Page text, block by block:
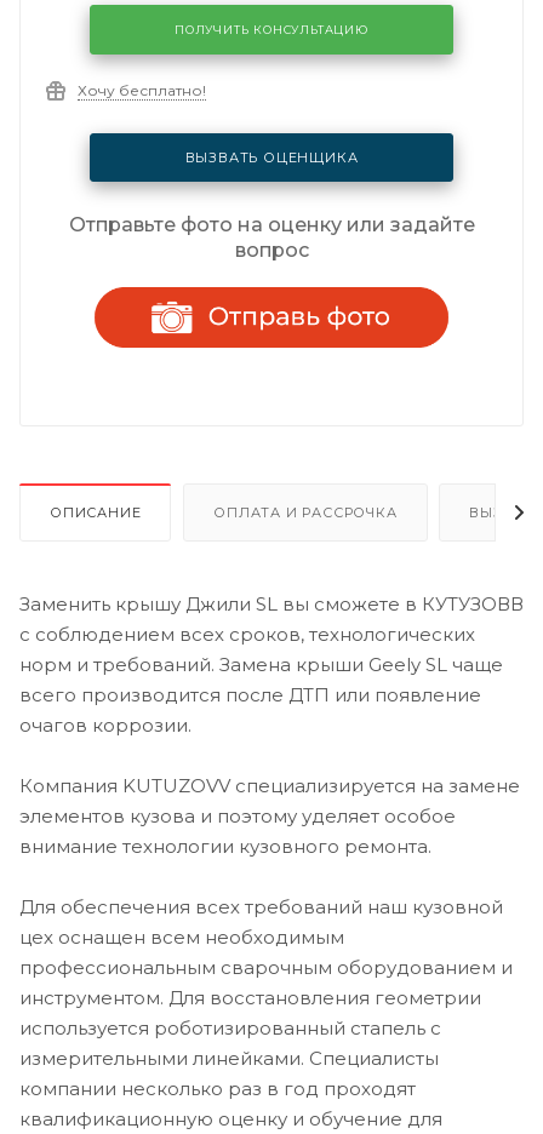
ПОЛУЧИТЬ КОНСУЛЬТАЦИЮ
Хочу бесплатно!
ВЫЗВАТЬ ОЦЕНЩИКА
Отправьте фото на оценку или задайте
вопрос
ОПИСАНИЕ ОПЛАТА И РАССРОЧКА ВЫЗОВ
Заменить крышу Джили SL вы сможете в КУТУЗОВВ
с соблюдением всех сроков, технологических
норм и требований. Замена крыши Geely SL чаще
всего производится после ДТП или появление
очагов коррозии.
Компания KUTUZOVV специализируется на замене
элементов кузова и поэтому уделяет особое
внимание технологии кузовного ремонта.
Для обеспечения всех требований наш кузовной
цех оснащен всем необходимым
профессиональным сварочным оборудованием и
инструментом. Для восстановления геометрии
используется роботизированный стапель с
измерительными линейками. Специалисты
компании несколько раз в год проходят
квалификационную оценку и обучение для